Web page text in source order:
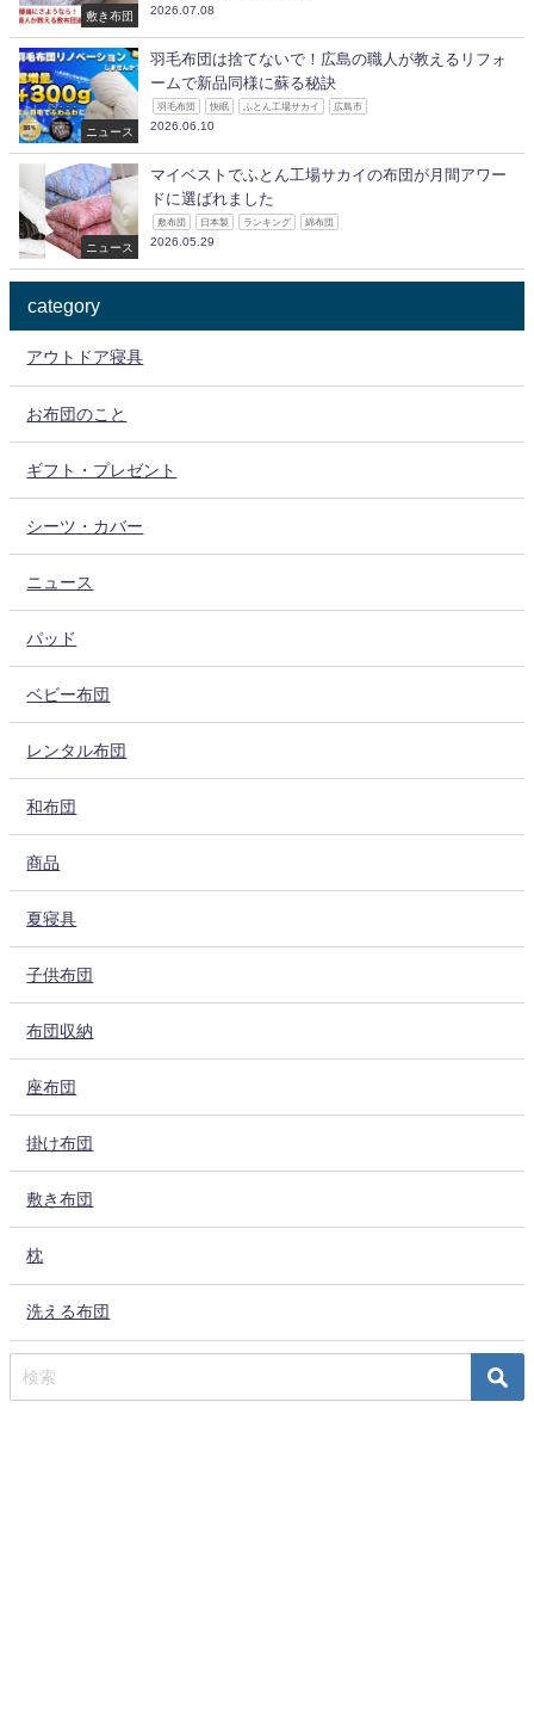
敷き布団 2026.07.08
ニュース
羽毛布団は捨てないで！広島の職人が教えるリフォ
ームで新品同様に蘇る秘訣
羽毛布団 快眠 ふとん工場サカイ 広島市
2026.06.10
ニュース
マイベストでふとん工場サカイの布団が月間アワー
ドに選ばれました
敷布団 日本製 ランキング 綿布団
2026.05.29
category
アウトドア寝具
お布団のこと
ギフト・プレゼント
シーツ・カバー
ニュース
パッド
ベビー布団
レンタル布団
和布団
商品
夏寝具
子供布団
布団収納
座布団
掛け布団
敷き布団
枕
洗える布団